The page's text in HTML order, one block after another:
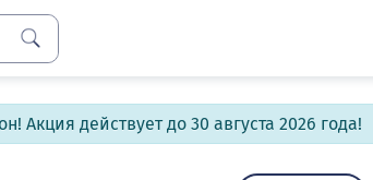
действует до 30 августа 2026 года!